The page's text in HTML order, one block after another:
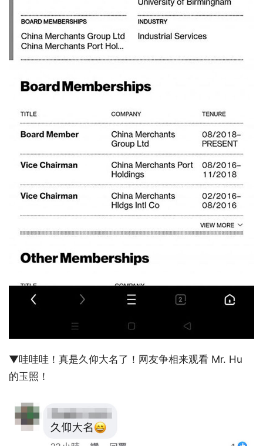
▼哇哇哇！真是久仰大名了！网友争相来观看 Mr. Hu
的玉照！